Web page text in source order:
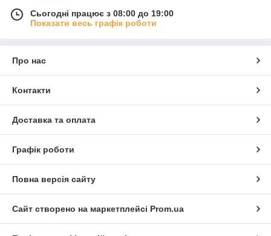
Сьогодні працює з 08:00 до 19:00
Показати весь графік роботи
Про нас
Контакти
Доставка та оплата
Графік роботи
Повна версія сайту
Сайт створено на маркетплейсі Prom.ua